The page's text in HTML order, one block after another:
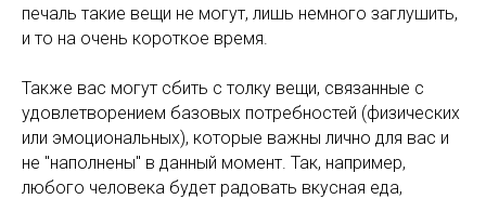
печаль такие вещи не могут, лишь немного заглушить,
и то на очень короткое время.
Также вас могут сбить с толку вещи, связанные с
удовлетворением базовых потребностей (физических
или эмоциональных), которые важны лично для вас и
не "наполнены" в данный момент. Так, например,
любого человека будет радовать вкусная еда,